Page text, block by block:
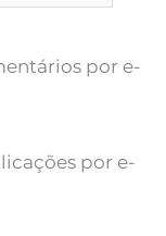
por e-
por e-